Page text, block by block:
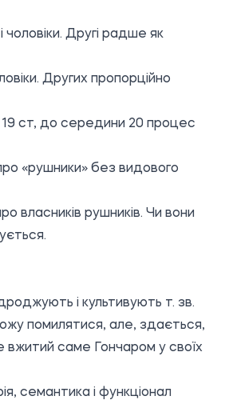
чоловіки. Другі радше як
Других пропорційно
19 ст, до середини 20 процес
«рушники» без видового
власників рушників. Чи вони
і культивують т. зв.
помилятися, але, здається,
вжитий саме Гончаром у своїх
семантика і функціонал